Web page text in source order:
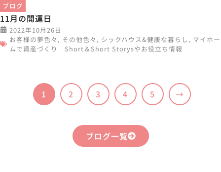
ブログ
11月の開運日
2022年10月26日
お客様の夢色々 , その他色々 , シックハウス&健康な暮らし, マイホー
ムで資産づくり Short＆Short Storysやお役立ち情報
1 2 3 4 5 →
ブログ一覧